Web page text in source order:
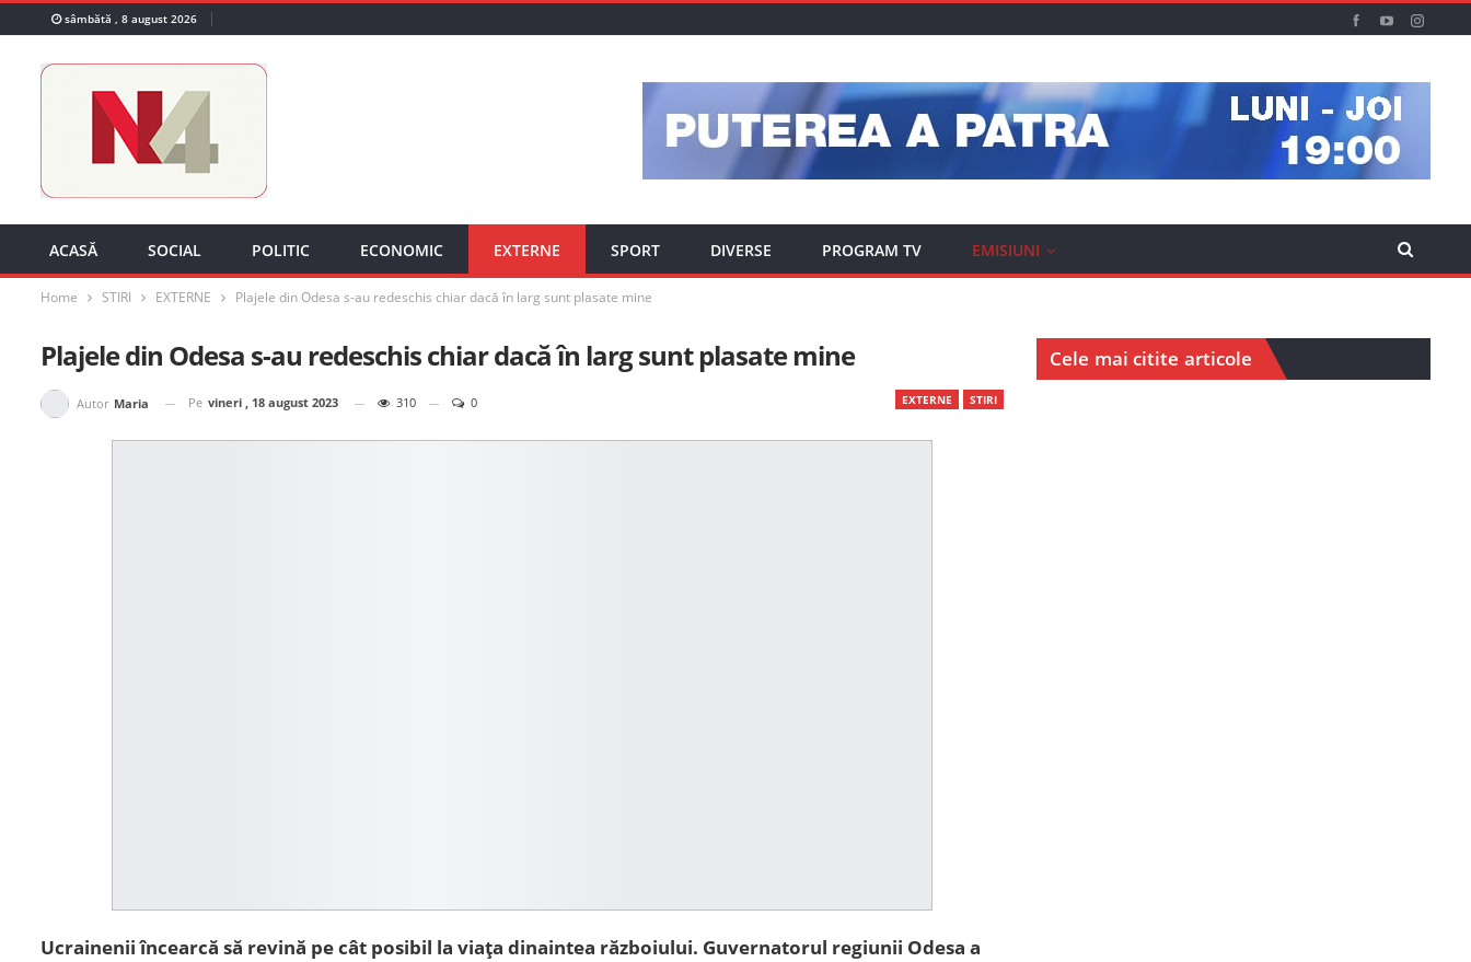
sâmbătă , 8 august 2026
ACASĂ SOCIAL POLITIC ECONOMIC EXTERNE SPORT DIVERSE PROGRAM TV EMISIUNI
Home STIRI EXTERNE Plajele din Odesa s-au redeschis chiar dacă în larg sunt plasate mine
Plajele din Odesa s-au redeschis chiar dacă în larg sunt plasate mine
EXTERNE STIRI
Autor Maria Pe vineri , 18 august 2023 310 0
Ucrainenii încearcă să revină pe cât posibil la viața dinaintea războiului. Guvernatorul regiunii Odesa a
Cele mai citite articole